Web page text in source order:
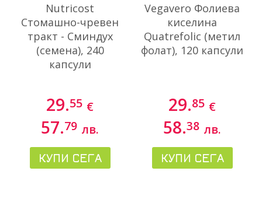
Nutricost
Стомашно-чревен
тракт - Сминдух
(семена), 240
капсули
29.55 €
57.79 лв.
КУПИ СЕГА
Vegavero Фолиева
киселина
Quatrefolic (метил
фолат), 120 капсули
29.85 €
58.38 лв.
КУПИ СЕГА